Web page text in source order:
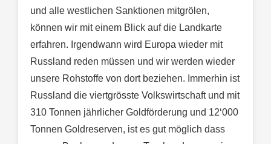
und alle westlichen Sanktionen mitgrölen,
können wir mit einem Blick auf die Landkarte
erfahren. Irgendwann wird Europa wieder mit
Russland reden müssen und wir werden wieder
unsere Rohstoffe von dort beziehen. Immerhin ist
Russland die viertgrösste Volkswirtschaft und mit
310 Tonnen jährlicher Goldförderung und 12‘000
Tonnen Goldreserven, ist es gut möglich dass